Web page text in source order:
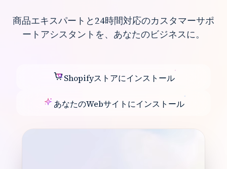
商品エキスパートと24時間対応のカスタマーサポ
ートアシスタントを、あなたのビジネスに。
Shopifyストアにインストール
あなたのWebサイトにインストール